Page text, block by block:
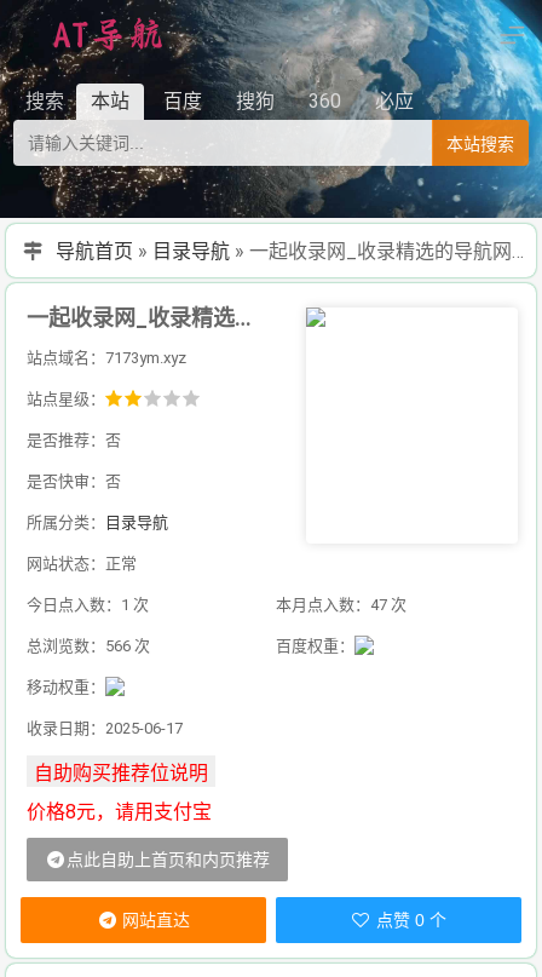
搜索 本站 百度 搜狗 360 必应
本站搜索
导航首页 » 目录导航» 一起收录网_收录精选的导航网站_懒人导航系统v7.8华子版
一起收录网_收录精选的导航网站_懒人导航系统v7.8华子版
站点域名：7173ym.xyz
站点星级：
是否推荐：否
是否快审：否
所属分类： 目录导航
网站状态：正常
今日点入数：1 次 本月点入数：47 次
总浏览数：566 次 百度权重：
移动权重：
收录日期：2025-06-17
价格8元，请用支付宝
点此自助上首页和内页推荐
网站直达 点赞 0 个